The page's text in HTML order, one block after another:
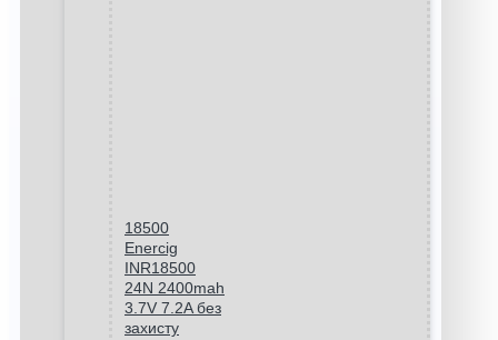
18500
Enercig
INR18500
24N 2400mah
3.7V 7.2A без
захисту